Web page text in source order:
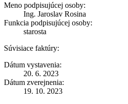
Meno podpisujúcej osoby:
Ing. Jaroslav Rosina
Funkcia podpisujúcej osoby:
starosta
Súvisiace faktúry:
Dátum vystavenia:
20. 6. 2023
Dátum zverejnenia:
19. 10. 2023